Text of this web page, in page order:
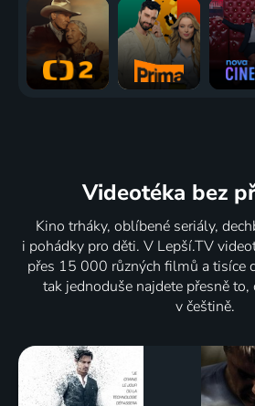
Videotéka bez
Kino trháky, oblíbené seriály,
i pohádky pro děti. V Lepší.TV
přes 15 000 různých filmů a tisíce
tak jednoduše najdete přesně to,
v češtině.